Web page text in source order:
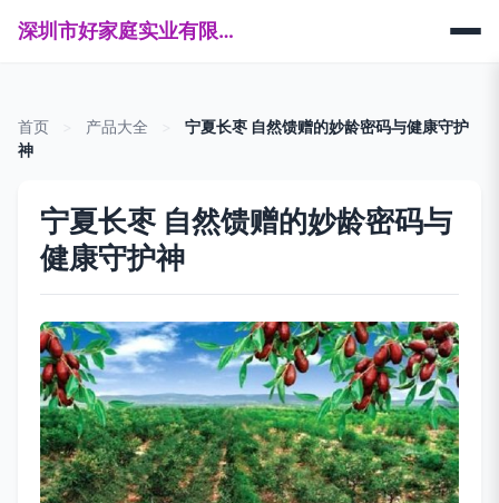
深圳市好家庭实业有限公司
首页 产品大全
宁夏长枣 自然馈赠的妙龄密码与健康守护
神
宁夏长枣 自然馈赠的妙龄密码与
健康守护神